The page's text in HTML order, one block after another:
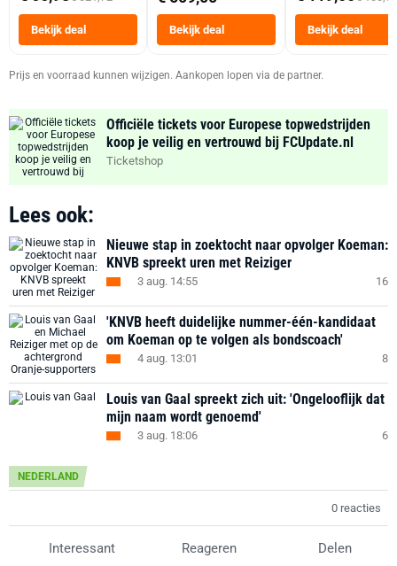
Bekijk deal Bekijk deal
Tot 6 Personen
Heteluchtfriteuse
Zwart
Bekijk deal
Prijs en voorraad kunnen wijzigen. Aankopen lopen via de partner.
Officiële tickets voor Europese topwedstrijden
koop je veilig en vertrouwd bij FCUpdate.nl
Ticketshop
Lees ook:
Nieuwe stap in zoektocht naar opvolger Koeman:
KNVB spreekt uren met Reiziger
3 aug. 14:55 16
'KNVB heeft duidelijke nummer-één-kandidaat
om Koeman op te volgen als bondscoach'
4 aug. 13:01 8
Louis van Gaal spreekt zich uit: 'Ongelooflijk dat
mijn naam wordt genoemd'
3 aug. 18:06 6
NEDERLAND
0 reacties
Interessant Reageren Delen